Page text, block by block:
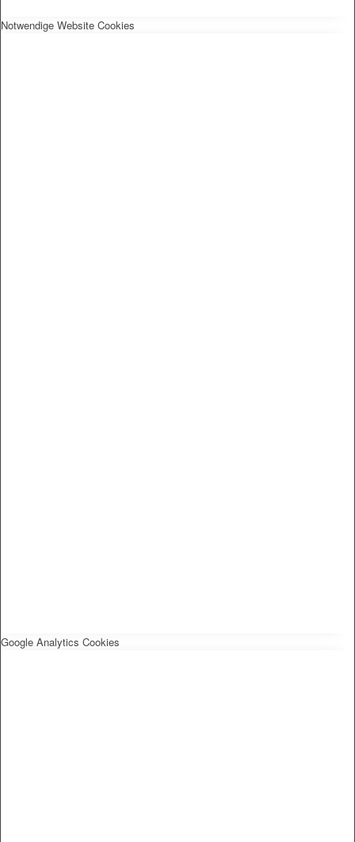
Notwendige Website Cookies
Google Analytics Cookies